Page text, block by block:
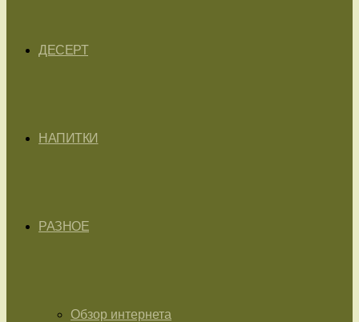
ДЕСЕРТ
НАПИТКИ
РАЗНОЕ
Обзор интернета